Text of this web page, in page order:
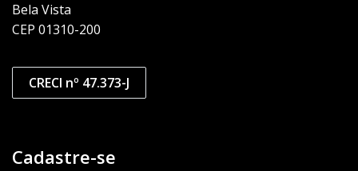
Bela Vista
CEP 01310-200
CRECI nº 47.373-J
Cadastre-se